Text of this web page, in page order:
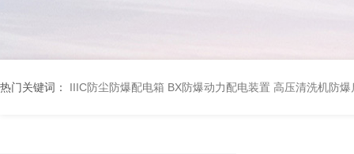
热门关键词： IIIC防尘防爆配电箱 BX防爆动力配电装置 高压清洗机防爆